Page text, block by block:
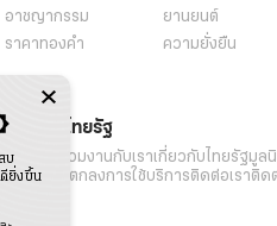
อาชญากรรม
ยานยนต์
ราคาทองคำ
ความยั่งยืน
เกี่ยวกับไทยรัฐ
กิจกรรม ร่วมงานกับเราเกี่ยวกับไทยรัฐมูล
เงื่อนไขข้อตกลงการใช้บริการติดต่อเราติด
บ
ยิ่งขึ้น